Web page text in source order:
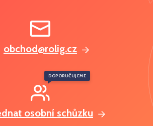
obchod@rolig.cz
osobní schůzku
DOPORUČUJEME